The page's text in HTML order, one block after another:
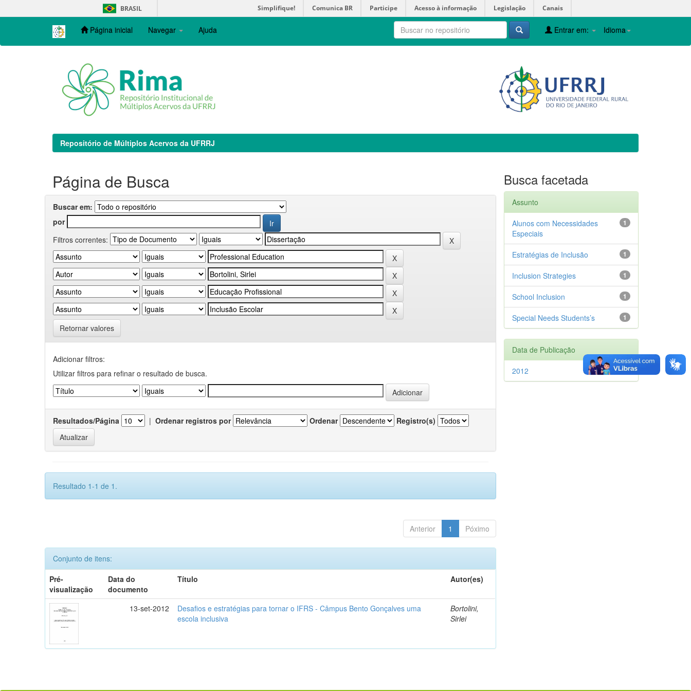
navigation
BRASIL Simplifique! Comunica BR Participe Acesso à informação Legislação Canais
Página inicial Navegar Ajuda Idioma
Entrar em:
Repositório de Múltiplos Acervos da UFRRJ
Página de Busca
Buscar em:
por
Filtros correntes:
Retornar valores
Adicionar filtros:
Utilizar filtros para refinar o resultado de busca.
Resultados/Página | Ordenar registros por Ordenar Registro(s)
Resultado 1-1 de 1.
Anterior 1 Póximo
Conjunto de itens:
Pré-
visualização
Data do
documento
Título Autor(es)
13-set-2012
Desafios e estratégias para tornar o IFRS - Câmpus Bento Gonçalves uma
escola inclusiva
Bortolini,
Sirlei
Busca facetada
Assunto
1
Alunos com Necessidades
Especiais
1
Estratégias de Inclusão
1
Inclusion Strategies
1
School Inclusion
1
Special Needs Students’s
Data de Publicação
1
2012